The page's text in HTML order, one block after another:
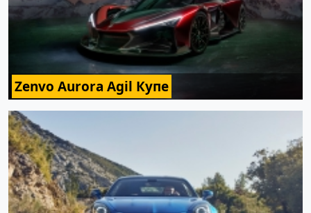
Zenvo Aurora Agil Купе